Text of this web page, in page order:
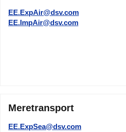
EE.ExpAir@dsv.com
EE.ImpAir@dsv.com
Meretransport
EE.ExpSea@dsv.com